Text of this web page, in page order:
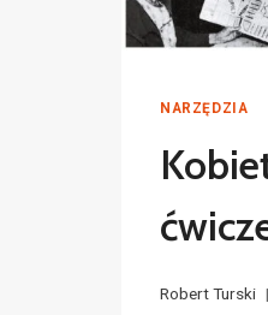
NARZĘDZIA
Robert Turski